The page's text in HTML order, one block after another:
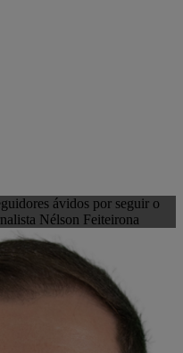
ávidos por seguir o
Nélson Feiteirona